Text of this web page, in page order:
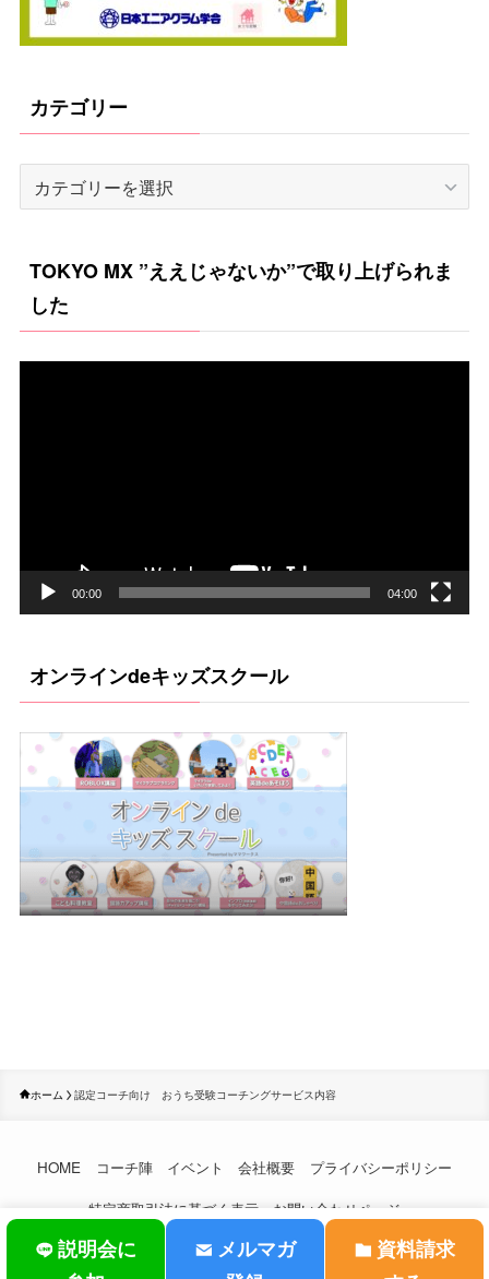
カテゴリー
テ
リ
ー
TOKYO MX ”ええじゃないか”で取り上げられま
した
ー
00:00 04:00
オンラインdeキッズスクール
説明会に
メルマガ
資料請求
ホーム 認定コーチ向け おうち受験コーチングサービス内容
HOME コーチ陣 イベント 会社概要
プライバシーポリシー
特定商取引法に基づく表示
お問い合わせページ
おうち受験コーチング.